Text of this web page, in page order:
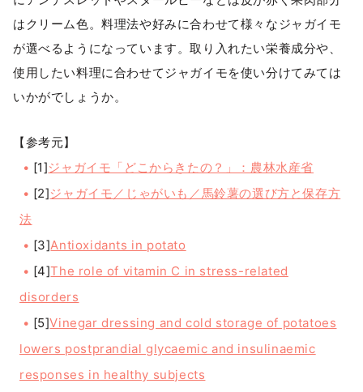
はクリーム色。料理法や好みに合わせて様々なジャガイモ
が選べるようになっています。取り入れたい栄養成分や、
使用したい料理に合わせてジャガイモを使い分けてみては
いかがでしょうか。
【参考元】
[1]ジャガイモ「どこからきたの？」：農林水産省
[2]ジャガイモ／じゃがいも／馬鈴薯の選び方と保存方
法
[3]Antioxidants in potato
[4]The role of vitamin C in stress-related
disorders
[5]Vinegar dressing and cold storage of potatoes
lowers postprandial glycaemic and insulinaemic
responses in healthy subjects